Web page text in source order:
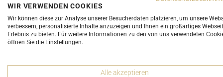
Vielleicht gefällt Ihnen
WIR VERWENDEN COOKIES
Wir können diese zur Analyse unserer Besucherdaten platzieren, um unsere
verbessern, personalisierte Inhalte anzuzeigen und Ihnen ein großartiges
Erlebnis zu bieten. Für weitere Informationen zu den von uns verwendeten
öffnen Sie die Einstellungen.
Alle akzeptieren